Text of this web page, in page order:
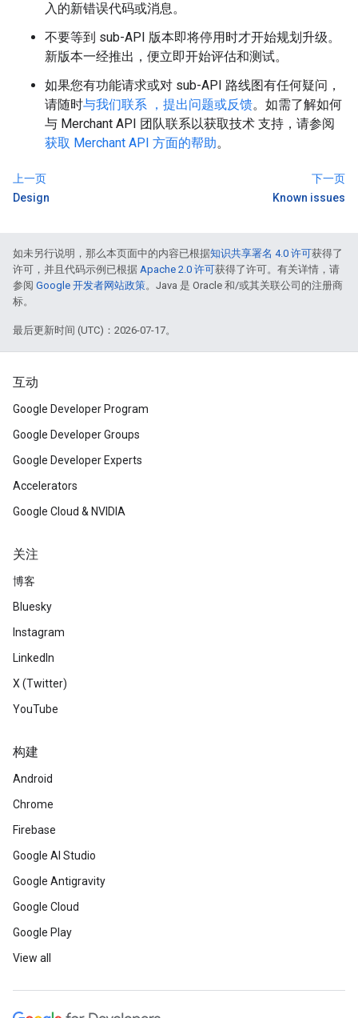
入的新错误代码或消息。
不要等到 sub-API 版本即将停用时才开始规划升级。
新版本一经推出，便立即开始评估和测试。
如果您有功能请求或对 sub-API 路线图有任何疑问，
请随时与我们联系 ，提出问题或反馈。如需了解如何
与 Merchant API 团队联系以获取技术 支持，请参阅
获取 Merchant API 方面的帮助。
上一页
Design
下一页
Known issues
如未另行说明，那么本页面中的内容已根据知识共享署名 4.0 许可获得了
许可，并且代码示例已根据 Apache 2.0 许可获得了许可。有关详情，请
参阅 Google 开发者网站政策。Java 是 Oracle 和/或其关联公司的注册商
标。
最后更新时间 (UTC)：2026-07-17。
互动
Google Developer Program
Google Developer Groups
Google Developer Experts
Accelerators
Google Cloud & NVIDIA
关注
博客
Bluesky
Instagram
LinkedIn
X (Twitter)
YouTube
构建
Android
Chrome
Firebase
Google AI Studio
Google Antigravity
Google Cloud
Google Play
View all